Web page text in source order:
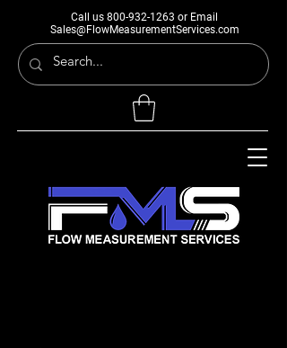
Call us 800-932-1263 or Email
Sales@FlowMeasurementServices.com